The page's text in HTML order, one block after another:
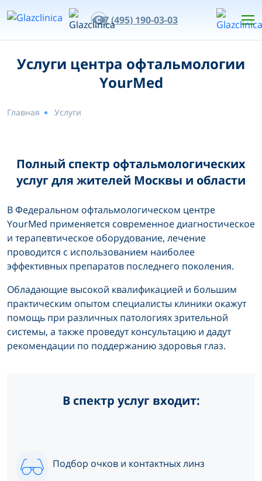
+7 (495) 190-03-03
Услуги центра офтальмологии
YourMed
Главная Услуги
Полный спектр офтальмологических
услуг для жителей Москвы и области
В Федеральном офтальмологическом центре
YourMed применяется современное диагностическое
и терапевтическое оборудование, лечение
проводится с использованием наиболее
эффективных препаратов последнего поколения.
Обладающие высокой квалификацией и большим
практическим опытом специалисты клиники окажут
помощь при различных патологиях зрительной
системы, а также проведут консультацию и дадут
рекомендации по поддержанию здоровья глаз.
В спектр услуг входит:
Подбор очков и контактных линз